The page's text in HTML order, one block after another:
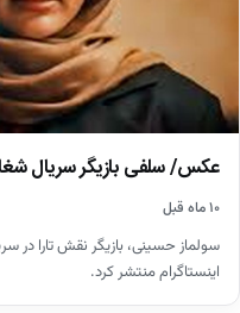
عکس/ سلفی بازیگر سریال
۱۰ ماه قبل
سولماز حسینی، بازیگر نقش تارا
اینستاگرام منتشر کرد.